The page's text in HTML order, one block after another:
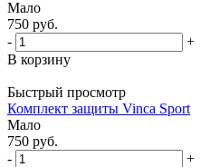
Мало
750 руб.
-
+
В корзину
Быстрый просмотр
Комплект защиты Vinca Sport
Мало
750 руб.
-
+